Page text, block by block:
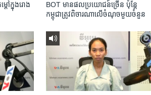
តៅ​ក្នុង​រោង
BOT​ មាន​ផល​ប្រយោជន៍​ច្រើន ប៉ុន្តែ​
កម្ពុជា​ត្រូវ​ពិចារណា​លើ​ចំណុច​មួយ​ចំនួន